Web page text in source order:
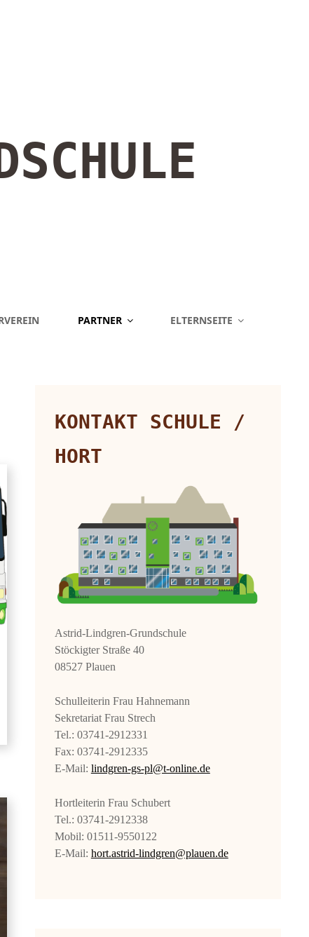
PARTNER ELTERNSEITE
KONTAKT SCHULE /
HORT
Astrid-Lindgren-Grundschule
Stöckigter Straße 40
08527 Plauen
Schulleiterin Frau Hahnemann
Sekretariat Frau Strech
Tel.: 03741-2912331
Fax: 03741-2912335
E-Mail: lindgren-gs-pl@t-online.de
Hortleiterin Frau Schubert
Tel.: 03741-2912338
Mobil: 01511-9550122
E-Mail: hort.astrid-lindgren@plauen.de